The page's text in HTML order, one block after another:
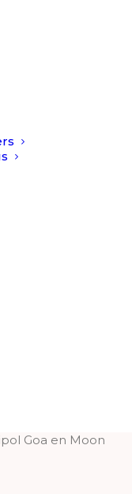
130 delig
bestek // Cutipol
box voor een
een prachtig
met een strakke
een combinatie
& binnen is
waardoor het
de box is er
een eye-
genoemd,
Goa en Moon